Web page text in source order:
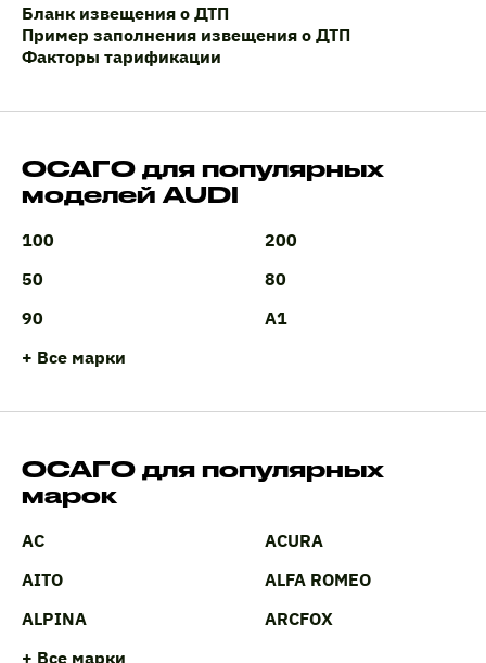
Бланк извещения о ДТП
Пример заполнения извещения о ДТП
Факторы тарификации
ОСАГО для популярных
моделей AUDI
100
200
50
80
90
A1
+ Все марки
ОСАГО для популярных
марок
AC
ACURA
AITO
ALFA ROMEO
ALPINA
ARCFOX
+ Все марки